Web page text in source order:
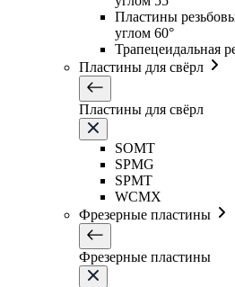
Пластины
углом 60°
Трапецеидальная
Пластины для свёрл
Пластины для свёрл
SOMT
SPMG
SPMT
WCMX
Фрезерные пластины
Фрезерные пластины